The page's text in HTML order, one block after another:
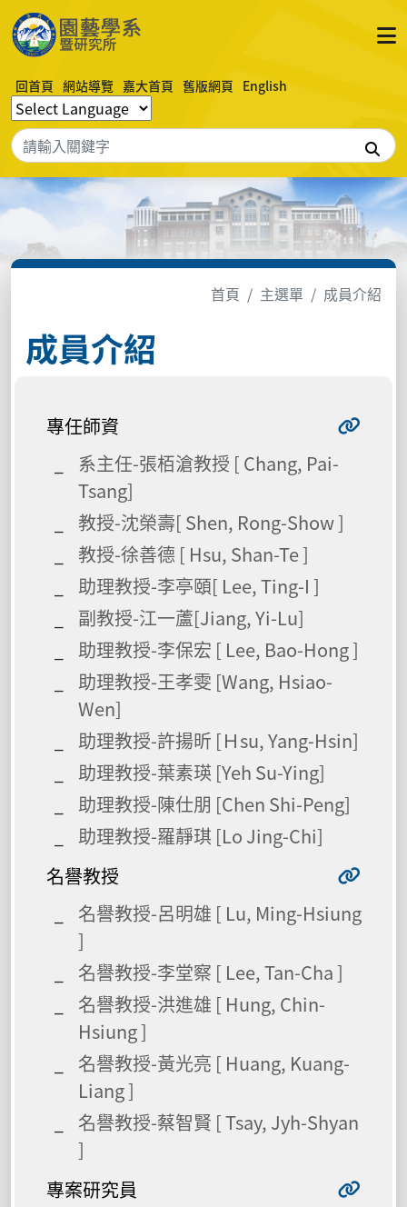
回首頁 網站導覽 嘉大首頁 舊版網頁 English
搜尋
首頁 主選單 成員介紹
成員介紹
專任師資
系主任-張栢滄教授 [ Chang, Pai-
Tsang]
教授-沈榮壽[ Shen, Rong-Show ]
教授-徐善德 [ Hsu, Shan-Te ]
助理教授-李亭頤[ Lee, Ting-I ]
副教授-江一蘆[Jiang, Yi-Lu]
助理教授-李保宏 [ Lee, Bao-Hong ]
助理教授-王孝雯 [Wang, Hsiao-
Wen]
助理教授-許揚昕 [Ｈsu, Yang-Hsin]
助理教授-葉素瑛 [Yeh Su-Ying]
助理教授-陳仕朋 [Chen Shi-Peng]
助理教授-羅靜琪 [Lo Jing-Chi]
名譽教授
名譽教授-呂明雄 [ Lu, Ming-Hsiung
]
名譽教授-李堂察 [ Lee, Tan-Cha ]
名譽教授-洪進雄 [ Hung, Chin-
Hsiung ]
名譽教授-黃光亮 [ Huang, Kuang-
Liang ]
名譽教授-蔡智賢 [ Tsay, Jyh-Shyan
]
專案研究員